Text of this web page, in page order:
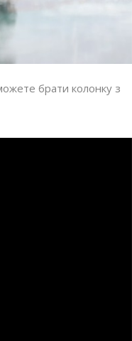
брати колонку з